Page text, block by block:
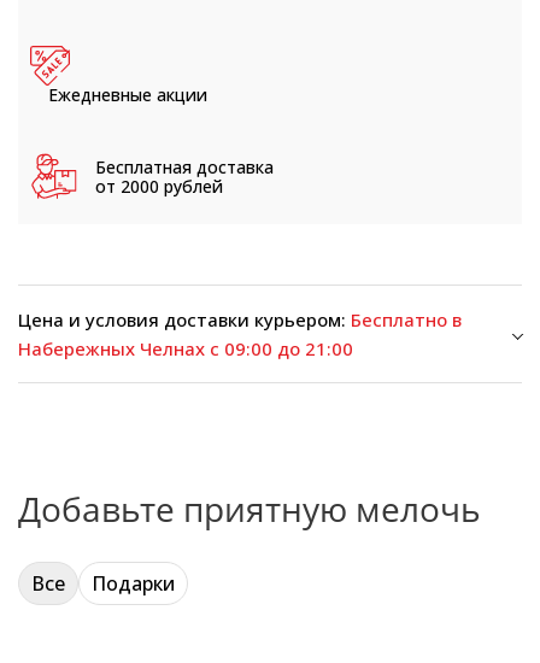
Ежедневные акции
Бесплатная доставка
от 2000 рублей
Цена и условия доставки курьером: Бесплатно в
Набережных Челнах с 09:00 до 21:00
Добавьте приятную мелочь
Все Подарки